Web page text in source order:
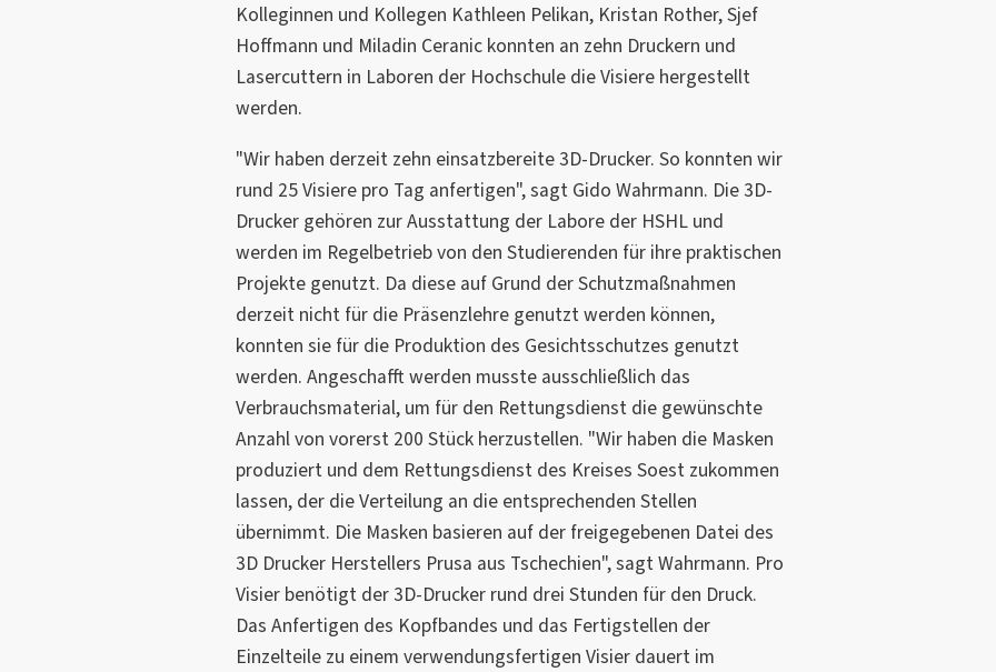
Kolleginnen und Kollegen Kathleen Pelikan, Kristan Rother, Sjef
Hoffmann und Miladin Ceranic konnten an zehn Druckern und
Lasercuttern in Laboren der Hochschule die Visiere hergestellt
werden.
"Wir haben derzeit zehn einsatzbereite 3D-Drucker. So konnten wir
rund 25 Visiere pro Tag anfertigen", sagt Gido Wahrmann. Die 3D-
Drucker gehören zur Ausstattung der Labore der HSHL und
werden im Regelbetrieb von den Studierenden für ihre praktischen
Projekte genutzt. Da diese auf Grund der Schutzmaßnahmen
derzeit nicht für die Präsenzlehre genutzt werden können,
konnten sie für die Produktion des Gesichtsschutzes genutzt
werden. Angeschafft werden musste ausschließlich das
Verbrauchsmaterial, um für den Rettungsdienst die gewünschte
Anzahl von vorerst 200 Stück herzustellen. "Wir haben die Masken
produziert und dem Rettungsdienst des Kreises Soest zukommen
lassen, der die Verteilung an die entsprechenden Stellen
übernimmt. Die Masken basieren auf der freigegebenen Datei des
3D Drucker Herstellers Prusa aus Tschechien", sagt Wahrmann. Pro
Visier benötigt der 3D-Drucker rund drei Stunden für den Druck.
Das Anfertigen des Kopfbandes und das Fertigstellen der
Einzelteile zu einem verwendungsfertigen Visier dauert im